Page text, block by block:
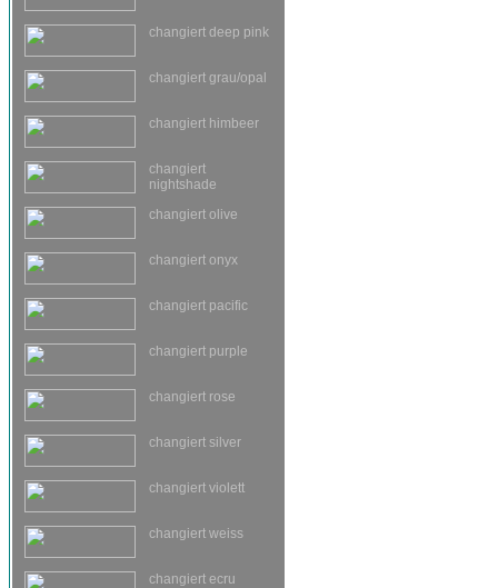
changiert deep pink
changiert grau/opal
changiert himbeer
changiert
nightshade
changiert olive
changiert onyx
changiert pacific
changiert purple
changiert rose
changiert silver
changiert violett
changiert weiss
changiert ecru